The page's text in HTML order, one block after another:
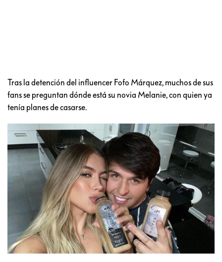
Tras la detención del influencer Fofo Márquez, muchos de sus
fans se preguntan dónde está su novia Melanie, con quien ya
tenía planes de casarse.